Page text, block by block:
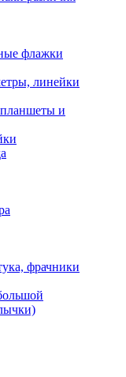
флажки
линейки
и
фрачники